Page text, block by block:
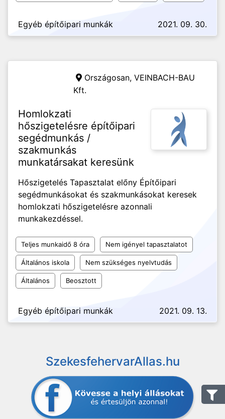
Egyéb építőipari munkák 2021. 09. 30.
Országosan, VEINBACH-BAU
Kft.
Homlokzati
hőszigetelésre építőipari
segédmunkás /
szakmunkás
munkatársakat keresünk
Hőszigetelés Tapasztalat előny Építőipari
segédmunkásokat és szakmunkásokat keresek
homlokzati hőszigetelésre azonnali
munkakezdéssel.
Teljes munkaidő 8 óra Nem igényel tapasztalatot
Általános iskola Nem szükséges nyelvtudás
Általános Beosztott
Egyéb építőipari munkák 2021. 09. 13.
SzekesfehervarAllas.hu